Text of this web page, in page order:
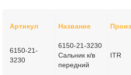
Артикул Название
6150-21-
3230
6150-21-3230
Сальник к/в
передний
ITR